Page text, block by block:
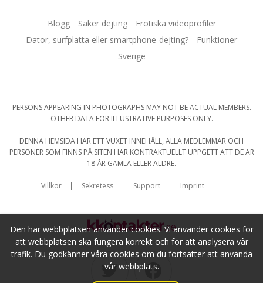
Den här webbplatsen använder cookies. Vi använder cookies för
att webbplatsen ska fungera korrekt och för att analysera vår
trafik. Du godkänner våra cookies om du fortsätter att använda
vår webbplats.
Blogg Säker dejting
Erotiska videoprofiler
Dator, surfplatta eller smartphone-dejting?
Funktioner
Sverige
PERSONS APPEARING IN PHOTOGRAPHS MAY NOT BE ACTUAL MEMBERS.
OTHER DATA FOR ILLUSTRATIVE PURPOSES ONLY.
DENNA HEMSIDA HAR ETT VUXET INNEHÅLL, ALLA MEDLEMMAR OCH
PERSONER SOM FINNS PÅ SITEN HAR KONTRAKTUELLT UPPGETT ATT DE ÄR
18 ÅR GAMLA ELLER ÄLDRE.
Villkor Sekretess Support Imprint